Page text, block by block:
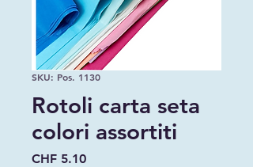
SKU: Pos. 1130
Rotoli carta seta
colori assortiti
CHF 5.10Prezzo